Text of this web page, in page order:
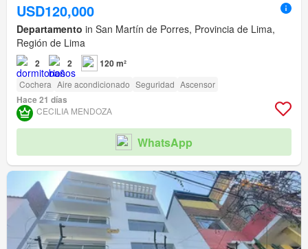
USD120,000
Departamento in San Martín de Porres, Provincia de Lima,
Región de Lima
2 2 120 m²
Cochera Aire acondicionado Seguridad Ascensor
Hace 21 días
CECILIA MENDOZA
WhatsApp